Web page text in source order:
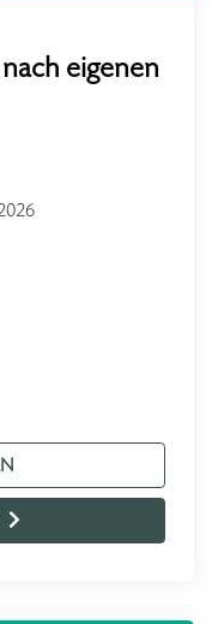
eigenen